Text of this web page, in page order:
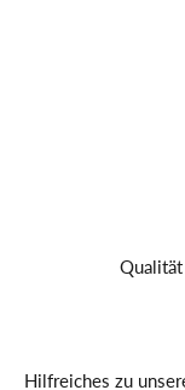
Qualität
Hilfreiches zu